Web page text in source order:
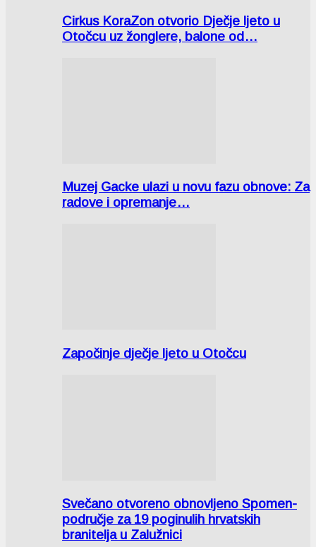
Cirkus KoraZon otvorio Dječje ljeto u
Otočcu uz žonglere, balone od…
Muzej Gacke ulazi u novu fazu obnove: Za
radove i opremanje…
Započinje dječje ljeto u Otočcu
Svečano otvoreno obnovljeno Spomen-
područje za 19 poginulih hrvatskih
branitelja u Zalužnici